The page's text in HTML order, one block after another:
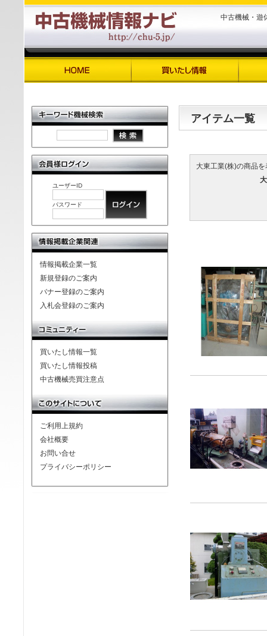
中古機械・遊
アイテム一覧
大東工業(株)の商品を
ユーザーID
パスワード
情報掲載企業一覧
新規登録のご案内
バナー登録のご案内
入札会登録のご案内
買いたし情報一覧
買いたし情報投稿
中古機械売買注意点
ご利用上規約
会社概要
お問い合せ
プライバシーポリシー